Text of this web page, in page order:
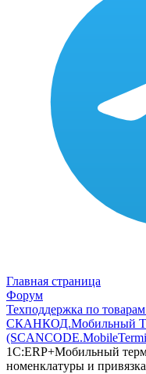
Главная страница
Форум
Техподдержка по
СКАНКОД.Мобильный
1С:ERP+Мобильный
номенклатуры и